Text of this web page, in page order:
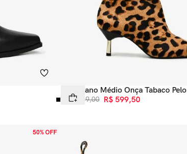
Bota Cano Médio Onça Tabaco Pelo
R$ 1. 199,00 R$ 599,50
50% OFF